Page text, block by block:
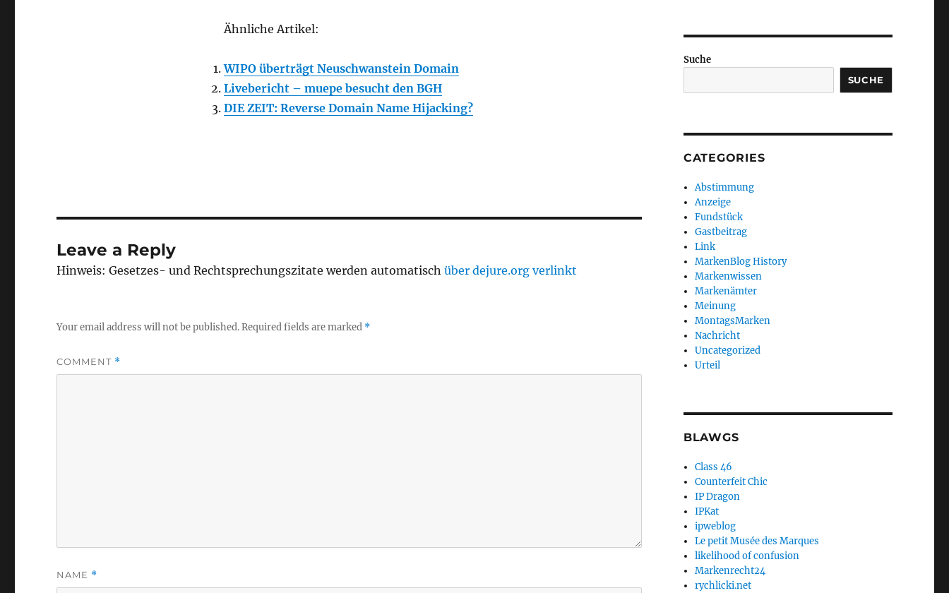
Ähnliche Artikel:
WIPO überträgt Neuschwanstein Domain
Livebericht – muepe besucht den BGH
DIE ZEIT: Reverse Domain Name Hijacking?
Leave a Reply
Hinweis: Gesetzes- und Rechtsprechungszitate werden automatischüber dejure.org verlinkt
Your email address will not be published.Required fields are marked *
COMMENT *
NAME *
Suche
SUCHE
CATEGORIES
Abstimmung
Anzeige
Fundstück
Gastbeitrag
Link
MarkenBlog History
Markenwissen
Markenämter
Meinung
MontagsMarken
Nachricht
Uncategorized
Urteil
BLAWGS
Class 46
Counterfeit Chic
IP Dragon
IPKat
ipweblog
Le petit Musée des Marques
likelihood of confusion
Markenrecht24
rychlicki.net